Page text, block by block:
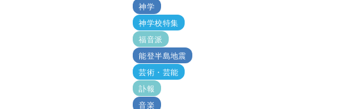
神学
神学校特集
福音派
能登半島地震
芸術・芸能
訃報
音楽